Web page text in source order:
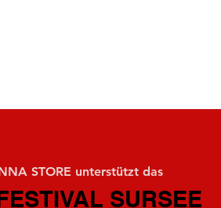
STORE unterstützt das
SURSEE
SURSEE